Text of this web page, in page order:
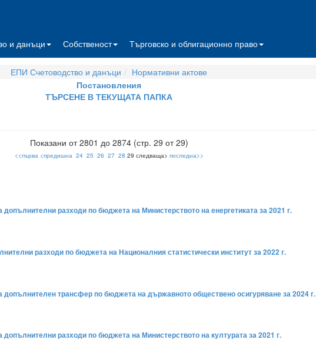
и данъци Собственост Търговско и облигационно право
ЕПИ Счетоводство и данъци
Нормативни актове
Постановления
ТЪРСЕНЕ В ТЕКУЩАТА ПАПКА
Показани от 2801 до 2874 (стр. 29 от 29)
<<първа <предишна 24 25 26 27 28 29 следваща> последна>>
разходи по бюджета на Министерството на енергетиката за 2021 г.
разходи по бюджета на Националния статистически институт за 2022 г.
трансфер по бюджета на държавното обществено осигуряване за 2024 г.
разходи по бюджета на Министерството на културата за 2021 г.